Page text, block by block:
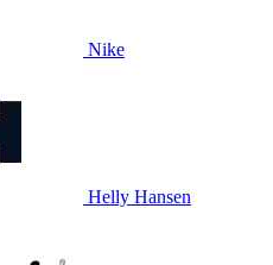
Nike
Helly Hansen